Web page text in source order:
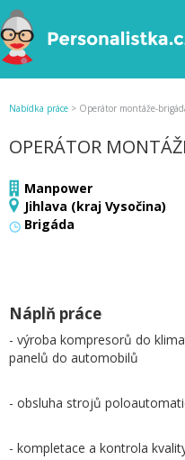
Nabídka práce > Operátor montáže-
OPERÁTOR
Manpower
Jihlava (kraj Vysočina)
Brigáda
Náplň práce
- výroba kompresorů do
panelů do automobilů
- obsluha strojů
- kompletace a kontrola